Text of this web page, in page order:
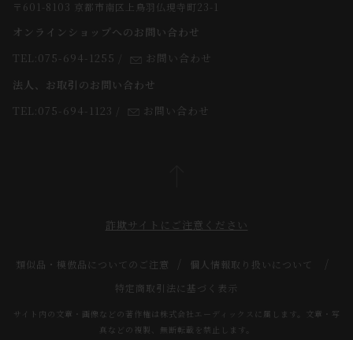
よくあるご質問
法人のお客様
スタッフ
〒601-8103 京都市南区上鳥羽仏現寺町23-1
オンラインショップへのお問い合わせ
TEL:075-694-1255
お問い合わせ
法人、お取引のお問い合わせ
TEL:075-694-1123
お問い合わせ
詐欺サイトにご注意ください
類似品・模倣品についてのご注意
個人情報取り扱いについて
特定商取引法に基づく表示
サイト内の文章・画像などの著作権は株式会社エーディックスに属します。文章・写
真などの複製、無断転載を禁止します。